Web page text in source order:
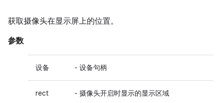
获取摄像头在显示屏上的位置。
参数
设备 - 设备句柄
rect - 摄像头开启时显示的显示区域